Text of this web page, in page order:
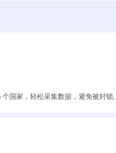
国家，轻松采集数据，避免被封锁。